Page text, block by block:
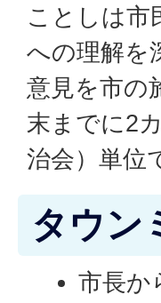
ことしは市
への理解を
意見を市の
末までに2
治会）単位
タウン
市長か